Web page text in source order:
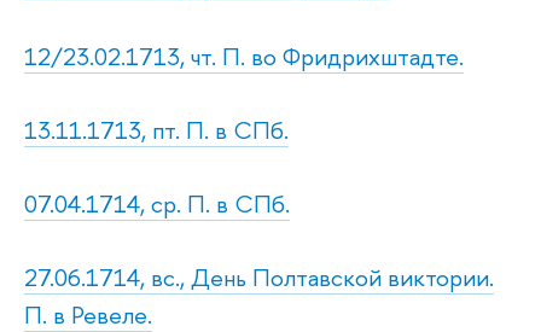
12/23.02.1713, чт. П. во Фридрихштадте.
13.11.1713, пт. П. в СПб.
07.04.1714, ср. П. в СПб.
27.06.1714, вс., День Полтавской виктории.
П. в Ревеле.